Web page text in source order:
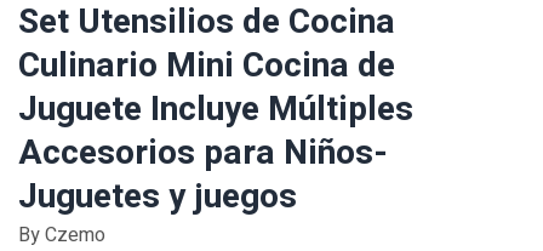
Set Utensilios de Cocina
Culinario Mini Cocina de
Juguete Incluye Múltiples
Accesorios para Niños-
Juguetes y juegos
By Czemo